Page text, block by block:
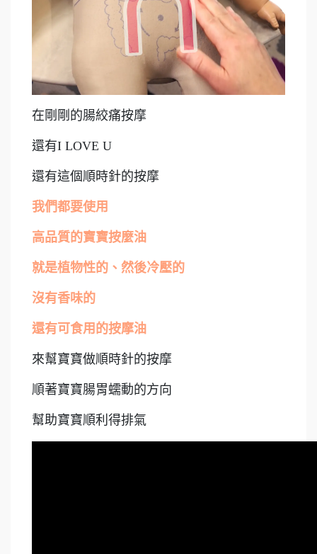
在剛剛的腸絞痛按摩
還有I LOVE U
還有這個順時針的按摩
我們都要使用
高品質的寶寶按麼油
就是植物性的、然後冷壓的
沒有香味的
還有可食用的按摩油
來幫寶寶做順時針的按摩
順著寶寶腸胃蠕動的方向
幫助寶寶順利得排氣